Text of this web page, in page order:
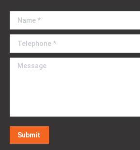
Name *
Telephone *
Message
Submit